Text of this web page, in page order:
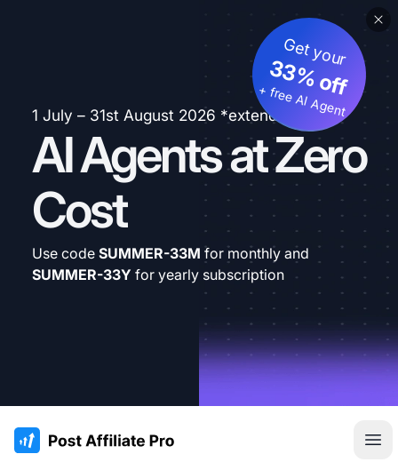
1 July – 31st August 2026 *extended
AI Agents at Zero
Cost
Get your
33% off
+ free AI Agent
Use code SUMMER-33M for monthly and
SUMMER-33Y for yearly subscription
:site.title